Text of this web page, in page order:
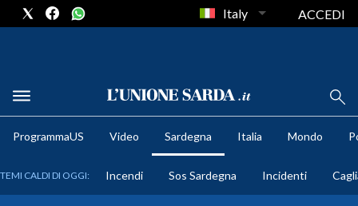
METEO
Italy ACCEDI
ProgrammaUS Video Sardegna Italia Mondo
TEMI CALDI DI OGGI: Incendi Sos Sardegna Incidenti